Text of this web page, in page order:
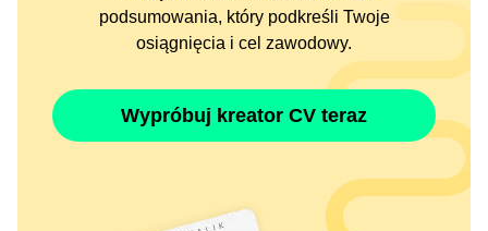
podsumowania, który podkreśli Twoje
osiągnięcia i cel zawodowy.
Wypróbuj kreator CV teraz